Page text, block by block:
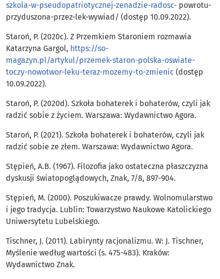
szkola-w-pseudopatriotycznej-zenadzie-radosc- powrotu-
przyduszona-przez-lek-wywiad/ (dostęp 10.09.2022).
Staroń, P. (2020c). Z Przemkiem Staroniem rozmawia
Katarzyna Gargol, https://so-
magazyn.pl/artykul/przemek-staron-polska-oswiate-
toczy-nowotwor-leku-teraz-mozemy-to-zmienic (dostęp
10.09.2022).
Staroń, P. (2020d). Szkoła bohaterek i bohaterów, czyli jak
radzić sobie z życiem. Warszawa: Wydawnictwo Agora.
Staroń, P. (2021). Szkoła bohaterek i bohaterów, czyli jak
radzić sobie ze złem. Warszawa: Wydawnictwo Agora.
Stępień, A.B. (1967). Filozofia jako ostateczna płaszczyzna
dyskusji światopoglądowych, Znak, 7/8, 897-904.
Stępień, M. (2000). Poszukiwacze prawdy. Wolnomularstwo
i jego tradycja. Lublin: Towarzystwo Naukowe Katolickiego
Uniwersytetu Lubelskiego.
Tischner, J. (2011). Labirynty racjonalizmu. W: J. Tischner,
Myślenie według wartości (s. 475-483). Kraków:
Wydawnictwo Znak.